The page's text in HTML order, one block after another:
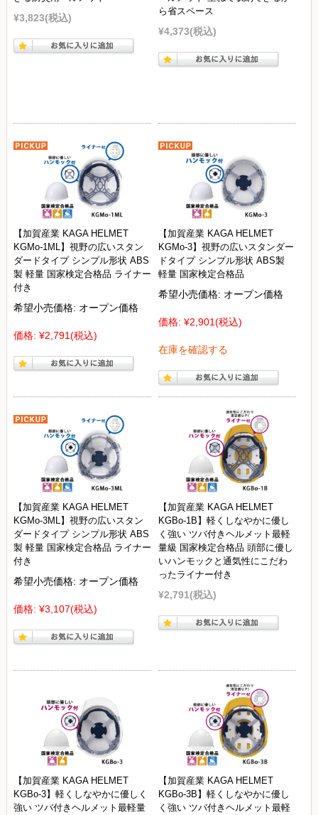
¥3,823(税込)
ら省スペース
¥4,373(税込)
【加賀産業 KAGA HELMET
KGMo-1ML】視野の広いスタン
ダードタイプ シンプル形状 ABS
製 軽量 国家検定合格品 ライナー
付き
希望小売価格: オープン価格
価格: ¥2,791(税込)
【加賀産業 KAGA HELMET
KGMo-3】視野の広いスタンダー
ドタイプ シンプル形状 ABS製
軽量 国家検定合格品
希望小売価格: オープン価格
価格: ¥2,901(税込)
在庫を確認する
【加賀産業 KAGA HELMET
KGMo-3ML】視野の広いスタン
ダードタイプ シンプル形状 ABS
製 軽量 国家検定合格品 ライナー
付き
希望小売価格: オープン価格
価格: ¥3,107(税込)
【加賀産業 KAGA HELMET
KGBo-1B】軽くしなやかに優し
く強い ツバ付きヘルメット最軽
量級 国家検定合格品 頭部に優し
いハンモックと通気性にこだわ
ったライナー付き
¥2,791(税込)
【加賀産業 KAGA HELMET
KGBo-3】軽くしなやかに優しく
強い ツバ付きヘルメット最軽量
【加賀産業 KAGA HELMET
KGBo-3B】軽くしなやかに優し
く強い ツバ付きヘルメット最軽